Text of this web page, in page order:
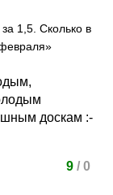
1,5. Сколько в
доскам :-
9/ 0